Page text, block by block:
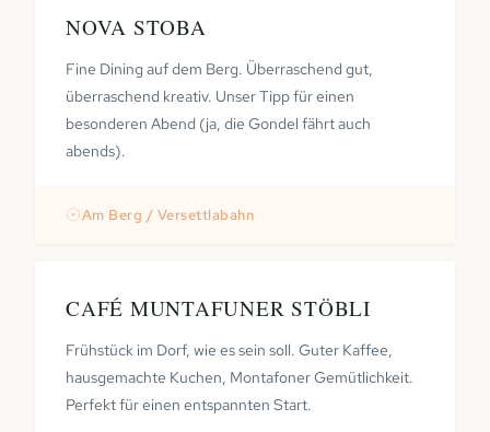
NOVA STOBA
Fine Dining auf dem Berg. Überraschend gut,
überraschend kreativ. Unser Tipp für einen
besonderen Abend (ja, die Gondel fährt auch
abends).
☉Am Berg / Versettlabahn
CAFÉ MUNTAFUNER STÖBLI
Frühstück im Dorf, wie es sein soll. Guter Kaffee,
hausgemachte Kuchen, Montafoner Gemütlichkeit.
Perfekt für einen entspannten Start.